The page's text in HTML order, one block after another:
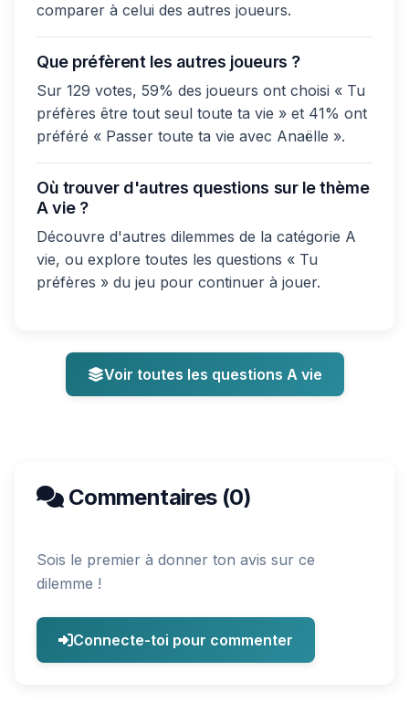
comparer à celui des autres joueurs.
Que préfèrent les autres joueurs ?
Sur 129 votes, 59% des joueurs ont choisi « Tu
préfères être tout seul toute ta vie » et 41% ont
préféré « Passer toute ta vie avec Anaëlle ».
Où trouver d'autres questions sur le thème
A vie ?
Découvre d'autres dilemmes de la catégorie A
vie, ou explore toutes les questions « Tu
préfères » du jeu pour continuer à jouer.
Voir toutes les questions A vie
Commentaires (0)
Sois le premier à donner ton avis sur ce
dilemme !
Connecte-toi pour commenter